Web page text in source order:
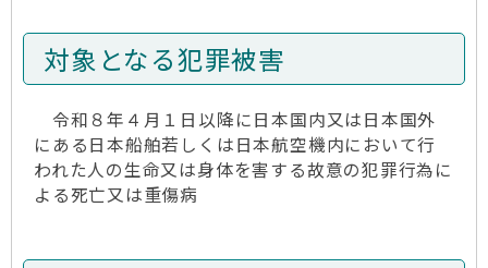
対象となる犯罪被害
令和８年４月１日以降に日本国内又は日本国外
にある日本船舶若しくは日本航空機内において行
われた人の生命又は身体を害する故意の犯罪行為に
よる死亡又は重傷病